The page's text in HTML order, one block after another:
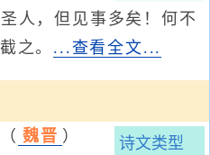
人，但见事多矣！何不
之。 ...查看全文...
诗文类型
（ 魏晋 ）